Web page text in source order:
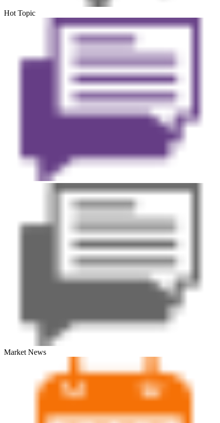
Hot Topic
Market News